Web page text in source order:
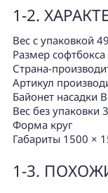
1-2.
Вес с упаковкой
Размер
Страна-
Артикул
Байонет насадки
Вес без упаковки
Форма круг
Габариты 1500 ×
1-3.